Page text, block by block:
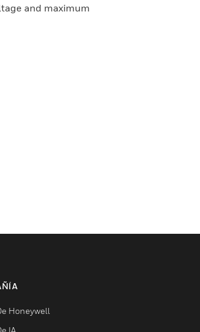
and maximum
Honeywell
IA